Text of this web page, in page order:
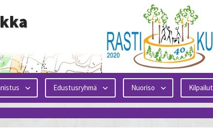
Edustusryhmä Nuoriso Kilpailut